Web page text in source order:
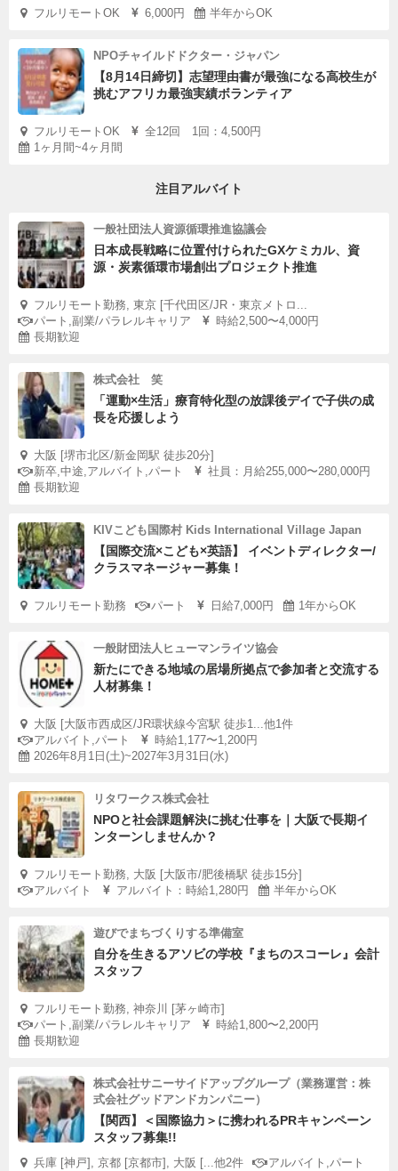
フルリモートOK 6,000円 半年からOK
NPOチャイルドドクター・ジャパン
【8月14日締切】志望理由書が最強になる高校生が
挑むアフリカ最強実績ボランティア
フルリモートOK
全12回 1回：4,500円
1ヶ月間~4ヶ月間
注目アルバイト
一般社団法人資源循環推進協議会
日本成長戦略に位置付けられたGXケミカル、資
源・炭素循環市場創出プロジェクト推進
フルリモート勤務, 東京 [千代田区/JR・東京メトロ...
パート,副業/パラレルキャリア
時給2,500〜4,000円
長期歓迎
株式会社 笑
「運動×生活」療育特化型の放課後デイで子供の成
長を応援しよう
大阪 [堺市北区/新金岡駅 徒歩20分]
新卒,中途,アルバイト,パート
社員：月給255,000〜280,000円
長期歓迎
KIVこども国際村 Kids International Village Japan
【国際交流×こども×英語】 イベントディレクター/
クラスマネージャー募集！
フルリモート勤務 パート 日給7,000円 1年からOK
一般財団法人ヒューマンライツ協会
新たにできる地域の居場所拠点で参加者と交流する
人材募集！
大阪 [大阪市西成区/JR環状線今宮駅 徒歩1...他1件
アルバイト,パート
時給1,177〜1,200円
2026年8月1日(土)~2027年3月31日(水)
リタワークス株式会社
NPOと社会課題解決に挑む仕事を｜大阪で長期イ
ンターンしませんか？
フルリモート勤務, 大阪 [大阪市/肥後橋駅 徒歩15分]
アルバイト
アルバイト：時給1,280円 半年からOK
遊びでまちづくりする準備室
自分を生きるアソビの学校『まちのスコーレ』会計
スタッフ
フルリモート勤務, 神奈川 [茅ヶ崎市]
パート,副業/パラレルキャリア
時給1,800〜2,200円
長期歓迎
株式会社サニーサイドアップグループ（業務運営：株
式会社グッドアンドカンパニー）
【関西】＜国際協力＞に携われるPRキャンペーン
スタッフ募集!!
兵庫 [神戸], 京都 [京都市], 大阪 [...他2件
アルバイト,パート